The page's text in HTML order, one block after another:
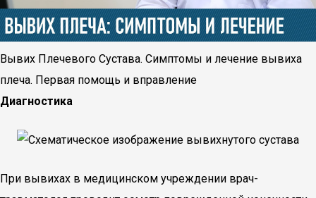
Вывих Плечевого Сустава. Симптомы и лечение вывиха
плеча. Первая помощь и вправление
Диагностика
При вывихах в медицинском учреждении врач-